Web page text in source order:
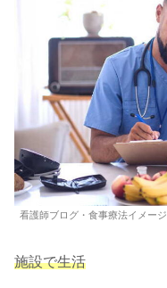
看護師ブログ・食事療法イメージ
施設で生活